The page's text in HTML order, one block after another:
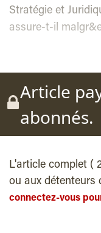
Stratégie et
assure-t-il
Article
abonnés.
L'article complet (
ou aux détenteurs
connectez-vous